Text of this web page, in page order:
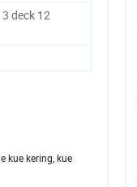
deck 12
kue kering, kue